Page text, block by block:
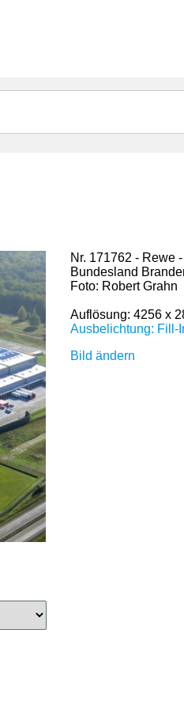
Nr. 171762 - Rewe
Bundesland
Foto: Robert Grahn
Auflösung: 4256 x
Ausbelichtung: Fill-
Bild ändern